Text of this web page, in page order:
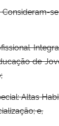
de
Altas
e,